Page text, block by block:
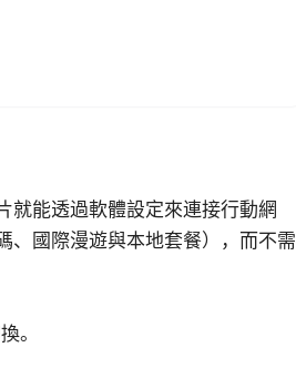
就能透過軟體設定來連接行動網
、國際漫遊與本地套餐），而不需
。